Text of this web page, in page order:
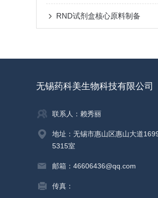
RND试剂盒核心原料制备
无锡药科美生物科技有限公司
联系人：赖秀丽
地址：无锡市惠山区惠山大道
5315室
邮箱：46606436@qq.com
传真：